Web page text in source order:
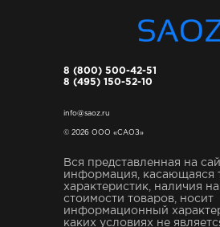
8 (800) 500-42-51
8 (495) 150-52-10
info@saoz.ru
© 2026 ООО «САОЗ»
Вся представленная на
информация, касающаяся
характеристик, наличия на
стоимости товаров, носит
информационный
каких условиях не